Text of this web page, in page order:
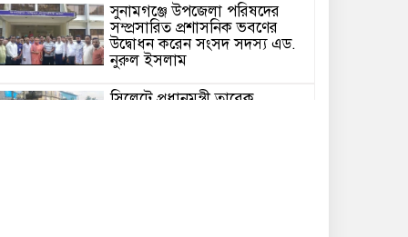
সুনামগঞ্জে উপজেলা পরিষদের
সম্প্রসারিত প্রশাসনিক ভবণের
উদ্বোধন করেন সংসদ সদস্য এড.
নুরুল ইসলাম
সিলেটে প্রধানমন্ত্রী তারেক